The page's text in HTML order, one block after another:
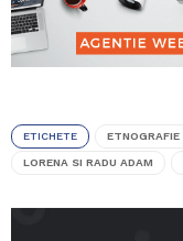
ETICHETE ETNOGRAFIE
LORENA SI RADU ADAM